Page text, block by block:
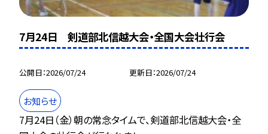
7月24日 剣道部北信越大会・全国大会壮行会
公開日 2026/07/24 更新日 2026/07/24
お知らせ
7月24日（金）朝の常念タイムで、剣道部北信越大会・全